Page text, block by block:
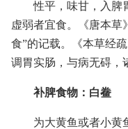
性平，味甘，入脾
虚弱者宜食。《唐本草
食”的记载。《本草经
调胃实肠，与病无碍，
补脾食物：白鲞
为大黄鱼或者小黄